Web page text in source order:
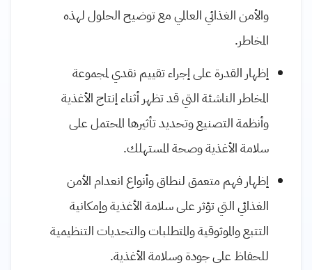
والأمن الغذائي العالمي مع توضيح الحلول لهذه
المخاطر.
إظهار القدرة على إجراء تقييم نقدي لمجموعة
المخاطر الناشئة التي قد تظهر أثناء إنتاج الأغذية
وأنظمة التصنيع وتحديد تأثيرها المحتمل على
سلامة الأغذية وصحة المستهلك.
إظهار فهم متعمق لنطاق وأنواع انعدام الأمن
الغذائي التي تؤثر على سلامة الأغذية وإمكانية
التتبع والموثوقية والمتطلبات والتحديات التنظيمية
للحفاظ على جودة وسلامة الأغذية.